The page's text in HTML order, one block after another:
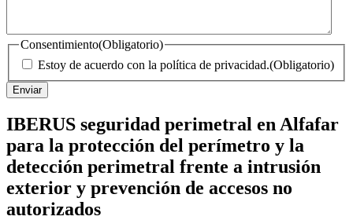
Consentimiento(Obligatorio)
Estoy de acuerdo con la política de privacidad.(Obligatorio)
IBERUS seguridad perimetral en Alfafar
para la protección del perímetro y la
detección perimetral frente a intrusión
exterior y prevención de accesos no
autorizados